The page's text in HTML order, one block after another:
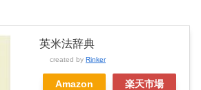
英米法辞典
created by Rinker
Amazon 楽天市場